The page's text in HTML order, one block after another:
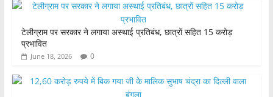
टेलीग्राम पर सरकार ने लगाया अस्थाई प्रतिबंध, छात्रों सहित 15 करोड़
प्रभावित
June 18, 2026 0